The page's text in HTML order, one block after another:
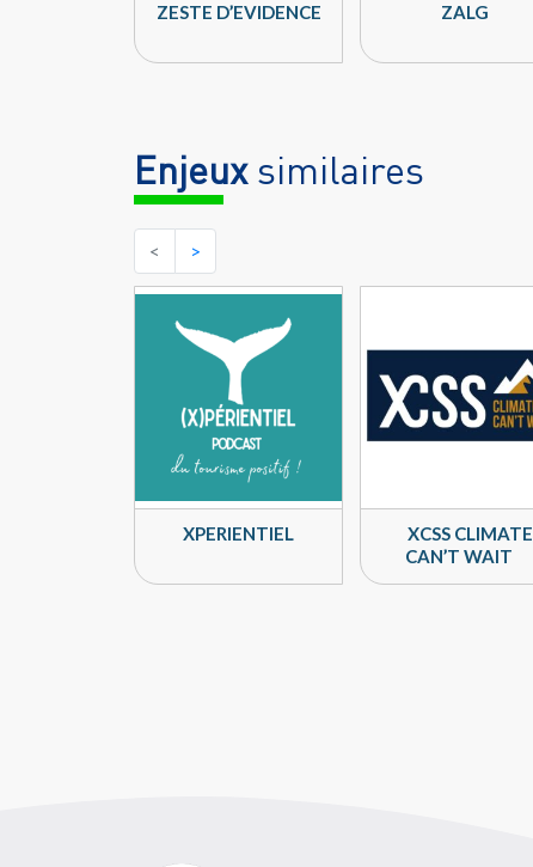
ZESTE D’EVIDENCE ZALG
Enjeuxsimilaires
< >
XPERIENTIEL
XCSS CLIMATE
CAN’T WAIT